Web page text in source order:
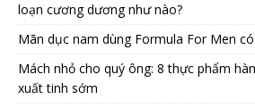
loạn cương dương như nào?
Mãn dục nam dùng Formula For Men
Mách nhỏ cho quý ông: 8 thực phẩm
xuất tinh sớm